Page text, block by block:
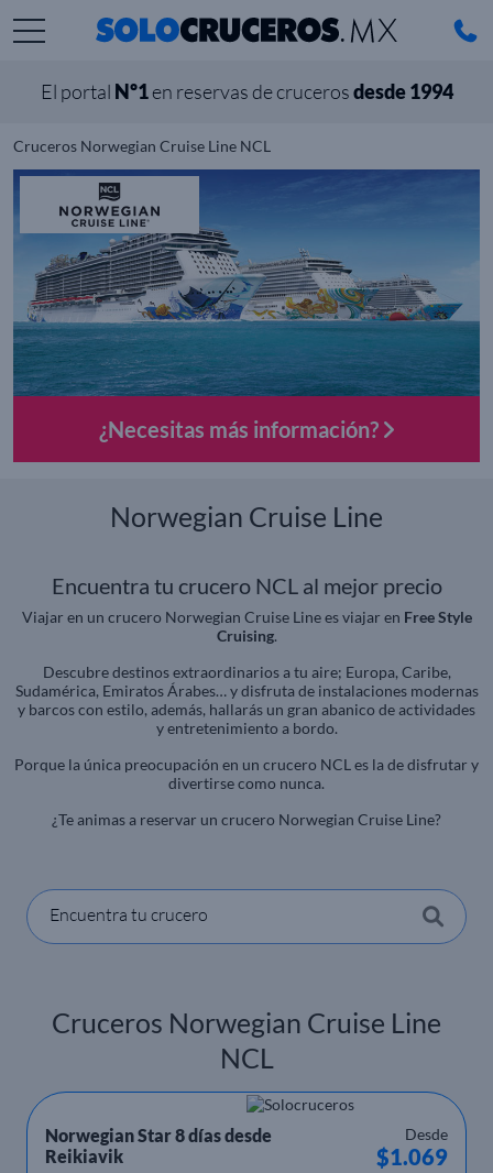
El portal Nº1en reservas de crucerosdesde 1994
Cruceros Norwegian Cruise Line NCL
¿Necesitas más información?
Norwegian Cruise Line
Encuentra tu crucero NCL al mejor precio
Viajar en un crucero Norwegian Cruise Line es viajar en Free Style
Cruising.
Descubre destinos extraordinarios a tu aire; Europa, Caribe,
Sudamérica, Emiratos Árabes… y disfruta de instalaciones modernas
y barcos con estilo, además, hallarás un gran abanico de actividades
y entretenimiento a bordo.
Porque la única preocupación en un crucero NCL es la de disfrutar y
divertirse como nunca.
¿Te animas a reservar un crucero Norwegian Cruise Line?
Encuentra tu crucero
Cruceros Norwegian Cruise Line
NCL
Norwegian Star 8 días desde
Reikiavik
Desde
$1.069